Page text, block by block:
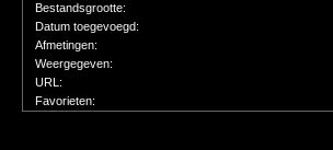
Bestandsgrootte:
Datum toegevoegd:
Afmetingen:
Weergegeven:
URL:
Favorieten: